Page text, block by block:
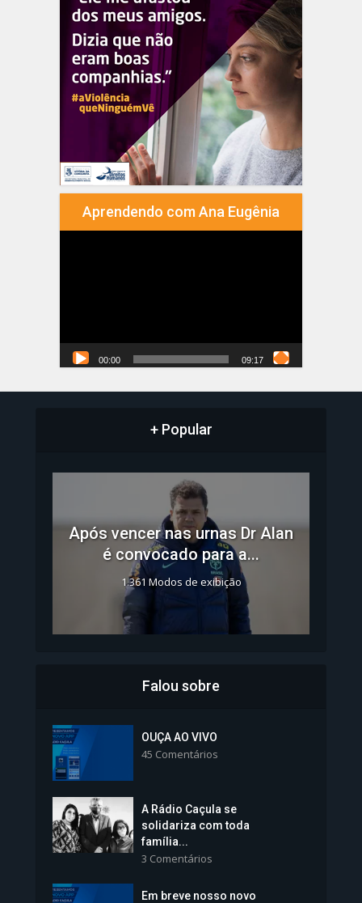
Aprendendo com Ana Eugênia
00:00 09:17
+ Popular
Após vencer nas urnas Dr Alan
é convocado para a...
1.361 Modos de exibição
Colégios da Polícia...
Falou sobre
OUÇA AO VIVO
45 Comentários
A Rádio Caçula se
solidariza com toda
família...
3 Comentários
Em breve nosso novo